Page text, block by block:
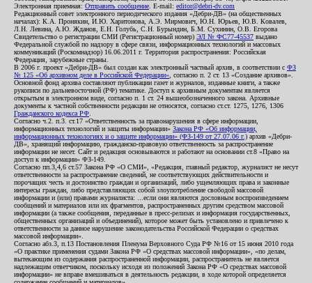
Электронная приемная: Отправить сообщение . E-mail: editor@debri-dv.com
Редакционный совет электронного периодического издания «Дебри-ДВ» (на общественных
началах): К.А. Пронякин, И.Ю. Харитонова, А.Э. Мирмович, Ю.Н. Юрьев, Ю.В. Ковалев,
Л.Н. Левина, А.Ю. Жданов, Е.Н. Голубь, С.Н. Бурындин, Б.М. Сухинин, О.В. Егорова
Свидетельство о регистрации СМИ (Регистрационный номер) ЭЛ № ФС77-45537 выдано
Федеральной службой по надзору в сфере связи, информационных технологий и массовых
коммуникаций (Роскомнадзор) 16.06.2011 г. Территория распространения: Российская
Федерация, зарубежные страны.
В 2006 г. проект «Дебри-ДВ» был создан как электронный частный архив, в соответствии с ФЗ
№ 125 «Об архивном деле в Российской Федерации» , согласно п. 2 ст. 13 «Создание архивов».
Основной фонд архива составляют публикации газет и журналов, изданные книги, а также
рукописи по дальневосточной (РФ) тематике. Доступ к архивным документам является
открытым в электронном виде, согласно п. 1 ст. 24 вышеобозначенного закона. Архивные
документы к частной собственности редакции не относятся, согласно ст.ст. 1275, 1276, 1306
Гражданского кодекса РФ
Согласно ч.2. п.3. ст.17 «Ответственность за правонарушения в сфере информации,
информационных технологий и защиты информации» Закона РФ «Об информации,
информационных технологиях и о защите информации» (ФЗ-149 от 27.07.06 г.) архив «Дебри-
ДВ», хранящий информацию, гражданско-правовую ответственность за распространение
информации не несет. Сайт и редакция основываются и работают на основании ст.8 «Право на
доступ к информации» ФЗ-149.
Согласно пп.3,4,6 ст.57 Закона РФ «О СМИ», «Редакция, главный редактор, журналист не несут
ответственности за распространение сведений, не соответствующих действительности и
порочащих честь и достоинство граждан и организаций, либо ущемляющих права и законные
интересы граждан, либо представляющих собой злоупотребление свободой массовой
информации и (или) правами журналиста: ...если они являются дословным воспроизведением
сообщений и материалов или их фрагментов, распространенных другим средством массовой
информации (а также сообщения, переданные в пресс-релизах и информация государственных,
общественных организаций и объединений), которое может быть установлено и привлечено к
ответственности за данное нарушение законодательства Российской Федерации о средствах
массовой информации».
Согласно абз.3, п.13 Постановления Пленума Верховного Суда РФ №16 от 15 июня 2010 года
«О практике применения судами Закона РФ «О средствах массовой информации», «по делам,
вытекающим из содержания распространенной информации, распространитель не является
надлежащим ответчиком, поскольку исходя из положений Закона РФ «О средствах массовой
информации» не вправе вмешиваться в деятельность редакции, в ходе которой определяется